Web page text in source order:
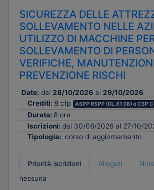
SICUREZZA DELLE
SOLLEVAMENTO NELLE
UTILIZZO DI MACCHINE
SOLLEVAMENTO DI
VERIFICHE,
PREVENZIONE RISCHI
Date: dal 28/10/2026 al 29/10/2026
Crediti: 8 cfp ASPP RSPP (DL.81 08) e CSP
Durata: 8 ore
Iscrizioni: dal 30/06/2026 al 27/10/
Tipologia: corso di aggiornamento
Priorità iscrizioni Allegati
Note
nessuna